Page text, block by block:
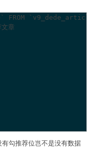
章
勾推荐位岂不是没有数据